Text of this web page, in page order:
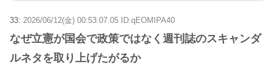
33: 2026/06/12(金) 00:53:07.05 ID:qEOMIPA40
なぜ立憲が国会で政策ではなく週刊誌のスキャンダ
ルネタを取り上げたがるか